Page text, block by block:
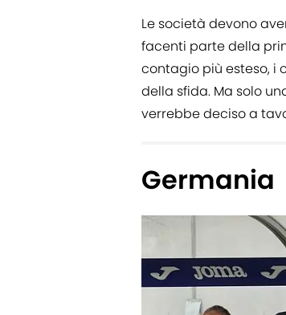
Le società devono
facenti parte della
contagio più esteso, i
della sfida. Ma solo
verrebbe deciso a
Germania